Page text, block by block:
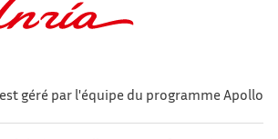
est géré par l'équipe du programme Apollo